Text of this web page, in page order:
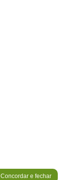
Concordar e fechar